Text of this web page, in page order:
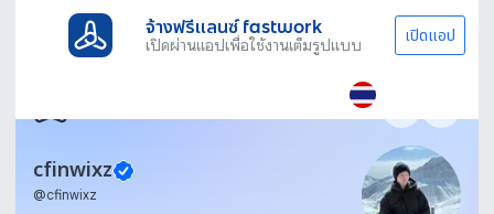
จ้างฟรีแลนซ์ fastwork
เปิดผ่านแอปเพื่อใช้งานเต็มรูปแบบ เปิดแอป
cfinwixz
@cfinwixz